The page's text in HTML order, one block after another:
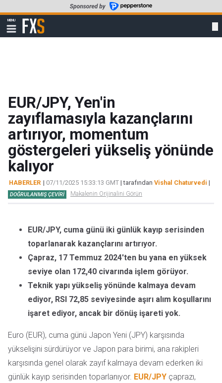
to
main
content
MENU
Show
navigation
FXStreet
EUR/JPY, Yen'in
zayıflamasıyla kazançlarını
artırıyor, momentum
göstergeleri yükseliş yönünde
kalıyor
HABERLER | 07/11/2025 15:33:13 GMT | tarafından Vishal Chaturvedi |
DOĞRULANMIŞ ÇEVIRI Makalenin Orijinalini Görün
EUR/JPY, cuma günü iki günlük kayıp serisinden
toparlanarak kazançlarını artırıyor.
Çapraz, 17 Temmuz 2024'ten bu yana en yüksek
seviye olan 172,40 civarında işlem görüyor.
Teknik yapı yükseliş yönünde kalmaya devam
ediyor, RSI 72,85 seviyesinde aşırı alım koşullarını
işaret ediyor, ancak bir dönüş işareti yok.
Euro (EUR), cuma günü Japon Yeni (JPY) karşısında
yükselişini sürdürüyor ve Japon para birimi, ana rakipleri
karşısında genel olarak zayıf kalmaya devam ederken iki
günlük kayıp serisinden toparlanıyor. EUR/JPY çaprazı,